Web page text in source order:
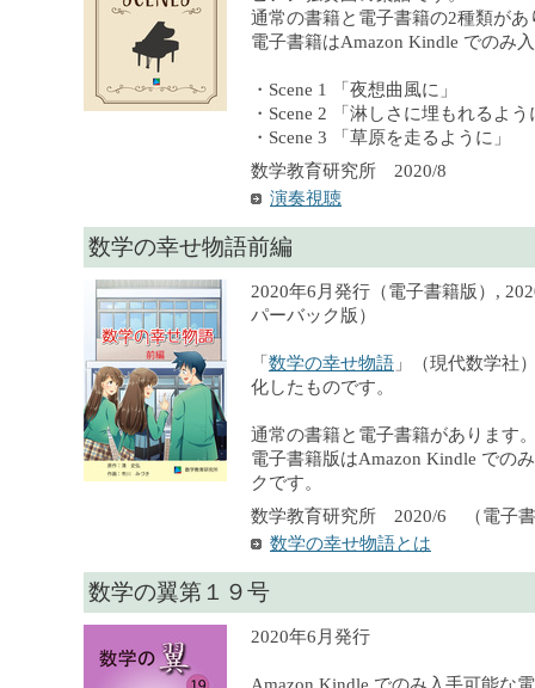
通常の書籍と電子書籍の2種類があ
電子書籍はAmazon Kindle でのみ
・Scene 1 「夜想曲風に」
・Scene 2 「淋しさに埋もれるよう
・Scene 3 「草原を走るように」
数学教育研究所 2020/8
演奏視聴
数学の幸せ物語前編
2020年6月発行（電子書籍版）,
パーバック版）
「 数学の幸せ物語 」（現代数学社
化したものです。
通常の書籍と電子書籍があります
電子書籍版はAmazon Kindle での
クです。
数学教育研究所 2020/6 （電子書
数学の幸せ物語とは
数学の翼第１９号
2020年6月発行